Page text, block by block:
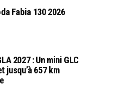
Fabia 130 2026
2027 : Un mini GLC
jusqu’à 657 km